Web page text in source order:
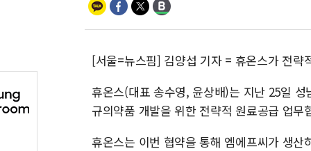
[서울=뉴스핌] 김양섭 기자 = 휴온스가 전략
휴온스(대표 송수영, 윤상배)는 지난 25일
규의약품 개발을 위한 전략적 원료공급 업
휴온스는 이번 협약을 통해 엠에프씨가 생